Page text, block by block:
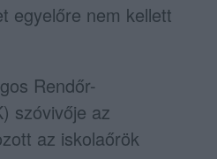
egyelőre nem kellett
Rendőr-
szóvivője az
az iskolaőrök